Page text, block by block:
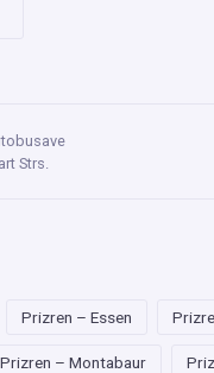
Strs.
Prizren – Essen
Prizren – Montabaur